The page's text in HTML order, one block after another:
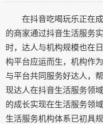
在抖音吃喝玩乐正在
的商家通过抖音生活服务
时，达人与机构规模也在
构平台应运而生，机构作
与平台共同服务好达人，
现达人在抖音生活服务领
的成长实现在生活服务领
生活服务机构体系已初具